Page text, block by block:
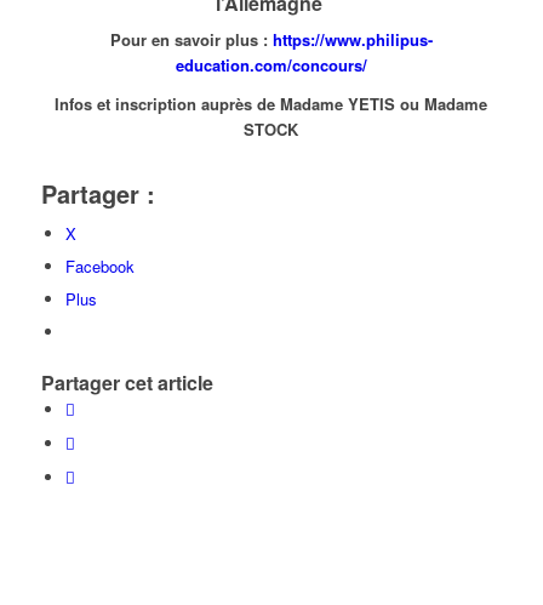
Pour en savoir plus : https://www.philipus-
education.com/concours/
Infos et inscription auprès de Madame YETIS ou Madame
STOCK
Partager :
X
Facebook
Plus
Partager cet article